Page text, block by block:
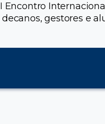
gestores e